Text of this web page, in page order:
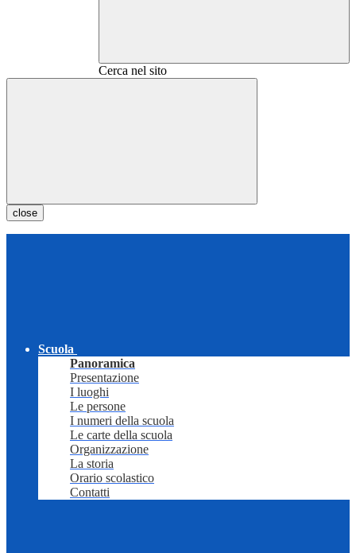
Cerca nel sito
close
Scuola
Panoramica
Presentazione
I luoghi
Le persone
I numeri della scuola
Le carte della scuola
Organizzazione
La storia
Orario scolastico
Contatti